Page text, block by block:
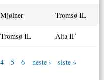
Mjølner Tromsø IL
Tromsø IL Alta IF
4 5 6 neste ›
siste »